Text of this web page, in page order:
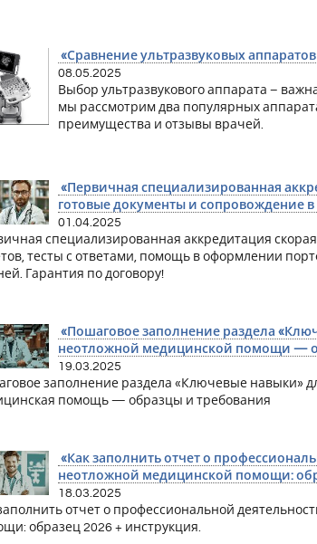
«Сравнение ультразвуковых аппаратов
08.05.2025
Выбор ультразвукового аппарата –
мы рассмотрим два популярных
преимущества и отзывы врачей.
«Первичная специализированная
готовые документы и сопровождение
01.04.2025
специализированная аккредитация
тесты с ответами, помощь в оформлении
Гарантия по договору!
«Пошаговое заполнение раздела
неотложной медицинской помощи —
19.03.2025
заполнение раздела «Ключевые навыки»
помощь — образцы и требования
«Как заполнить отчет о
неотложной медицинской помощи:
18.03.2025
отчет о профессиональной
образец 2026 + инструкция.